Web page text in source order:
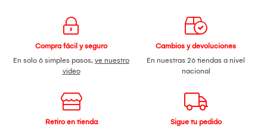
Compra fácil y seguro
En solo 6 simples pasos, ve nuestro
video
Cambios y devoluciones
En nuestras 26 tiendas a nivel
nacional
Retiro en tienda
Sigue tu pedido